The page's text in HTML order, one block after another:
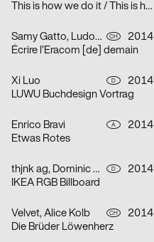
This is how we do it / This is how we party
Samy Gatto, Ludovic Balland CH
2014
Écrire l’Eracom [de] demain
Xi Luo D
2014
LUWU Buchdesign Vortrag
Enrico Bravi A
2014
Etwas Rotes
thjnk ag, Dominic Repenning D
2014
IKEA RGB Billboard
Velvet, Alice Kolb CH
2014
Die Brüder Löwenherz